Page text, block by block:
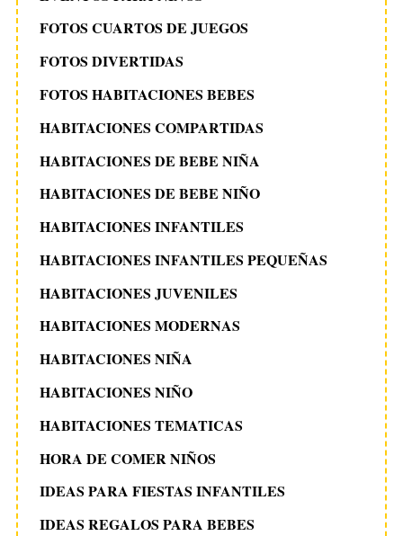
FOTOS CUARTOS DE JUEGOS
FOTOS DIVERTIDAS
FOTOS HABITACIONES BEBES
HABITACIONES COMPARTIDAS
HABITACIONES DE BEBE NIÑA
HABITACIONES DE BEBE NIÑO
HABITACIONES INFANTILES
HABITACIONES INFANTILES PEQUEÑAS
HABITACIONES JUVENILES
HABITACIONES MODERNAS
HABITACIONES NIÑA
HABITACIONES NIÑO
HABITACIONES TEMATICAS
HORA DE COMER NIÑOS
IDEAS PARA FIESTAS INFANTILES
IDEAS REGALOS PARA BEBES